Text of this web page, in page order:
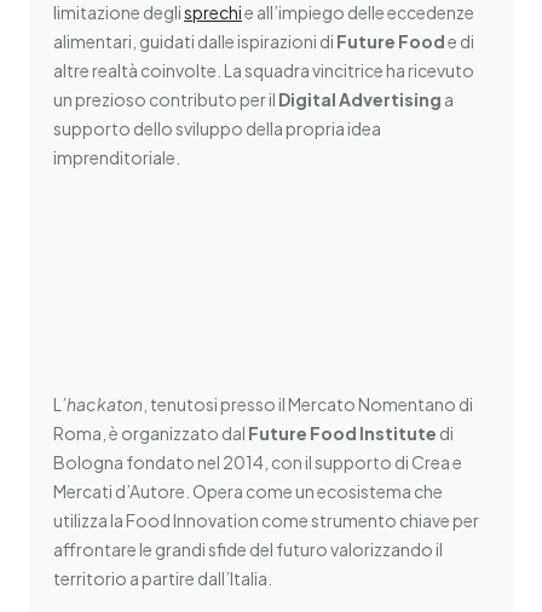
limitazione deglisprechie all’impiego delle eccedenze
alimentari, guidati dalle ispirazioni di Future Foode di
altre realtà coinvolte. La squadra vincitrice ha ricevuto
un prezioso contributo per il Digital Advertising a
supporto dello sviluppo della propria idea
imprenditoriale.
L’hackaton , tenutosi presso il Mercato Nomentano di
Roma, è organizzato dal Future Food Institute di
Bologna fondato nel 2014, con il supporto di Crea e
Mercati d’Autore. Opera come un ecosistema che
utilizza la Food Innovation come strumento chiave per
affrontare le grandi sfide del futuro valorizzando il
territorio a partire dall’Italia.